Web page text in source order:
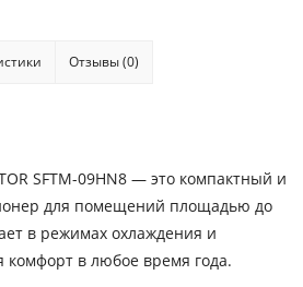
Отзывы (0)
SFTM-09HN8 — это компактный и
для помещений площадью до
в режимах охлаждения и
комфорт в любое время года.